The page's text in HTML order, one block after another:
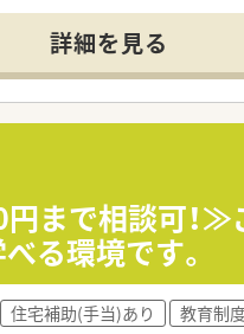
く、車通勤も可能となっ
器科の処方箋を1日あた
の在宅業務も実施してお
にご自身の薬局を持ち
援してきた確かな実績が
、同じ志を持つ仲間同士
ンが活発で、年齢や経験
多く在籍しており、お
実しているため、常に
詳細を見る
まで相談可！
る環境です。
住宅補助(手当)あり 教育制